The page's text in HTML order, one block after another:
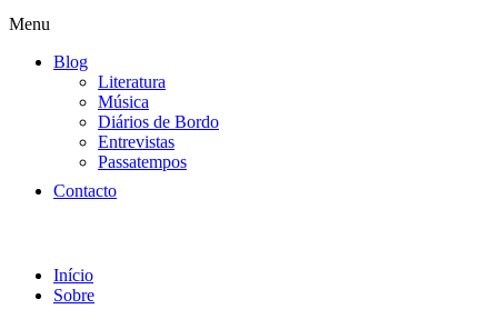
Menu
Blog
Literatura
Música
Diários de Bordo
Entrevistas
Passatempos
Contacto
Início
Sobre